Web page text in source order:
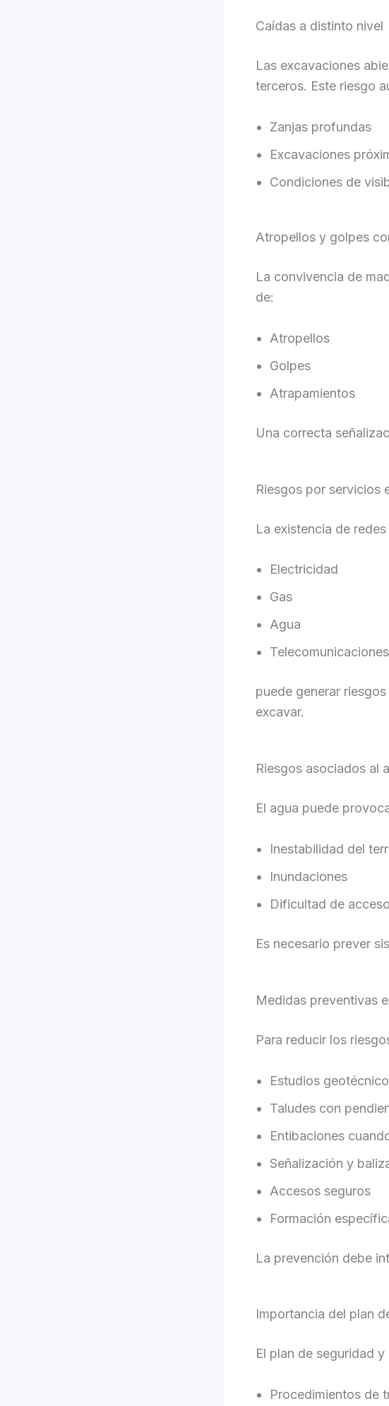
Caídas a distinto nivel
Las excavaciones
terceros. Este riesgo
Zanjas profundas
Excavaciones
Condiciones de
Atropellos y golpes
La convivencia de
de:
Atropellos
Golpes
Atrapamientos
Una correcta
Riesgos por servicios
La existencia de redes
Electricidad
Gas
Agua
Telecomunicaciones
puede generar
excavar.
Riesgos asociados al
El agua puede
Inestabilidad del
Inundaciones
Dificultad de
Es necesario prever
Medidas preventivas
Para reducir los
Estudios
Taludes con
Entibaciones
Señalización y
Accesos seguros
Formación
La prevención debe
Importancia del plan
El plan de seguridad
Procedimientos de